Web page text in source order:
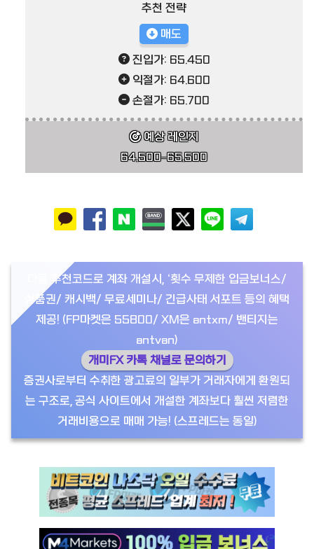
추천 전략
매도
진입가: 65.450
익절가: 64.600
손절가: 65.700
예상 레인지
64.500–65.500
다음 추천코드로 계좌 개설시, ‘횟수 무제한 입금보너스/
상품권/ 캐시백/ 무료세미나/ 긴급사태 서포트 등의 혜택
제공! (FP마켓은 55800/ XM은 antxm/ 밴티지는
antvan)
개미FX 카톡 채널로 문의하기
증권사로부터 수취한 광고료의 일부가 거래자에게 환원되
는 구조로, 공식 사이트에서 개설한 계좌보다 훨씬 저렴한
거래비용으로 매매 가능! (스프레드는 동일)